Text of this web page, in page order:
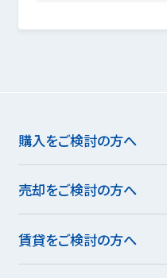
購入をご検討の方へ
売却をご検討の方へ
賃貸をご検討の方へ